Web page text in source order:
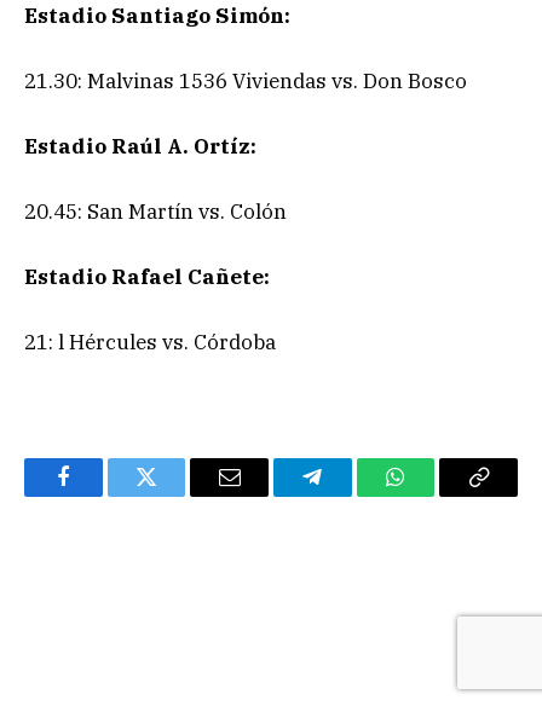
Estadio Santiago Simón:
21.30: Malvinas 1536 Viviendas vs. Don Bosco
Estadio Raúl A. Ortíz:
20.45: San Martín vs. Colón
Estadio Rafael Cañete:
21: l Hércules vs. Córdoba
FacebookTwitter Email TelegramWhatsAppCopy